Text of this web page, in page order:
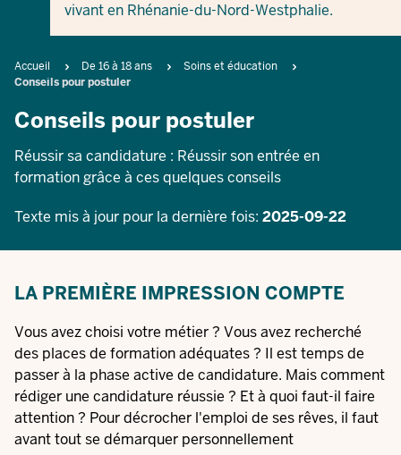
vivant en Rhénanie-du-Nord-Westphalie.
Breadcrumb
Accueil De 16 à 18 ans
Soins et éducation
Conseils pour postuler
Conseils pour postuler
Réussir sa candidature : Réussir son entrée en
formation grâce à ces quelques conseils
Texte mis à jour pour la dernière fois: 2025-09-22
LA PREMIÈRE IMPRESSION COMPTE
Vous avez choisi votre métier ? Vous avez recherché
des places de formation adéquates ? Il est temps de
passer à la phase active de candidature. Mais comment
rédiger une candidature réussie ? Et à quoi faut-il faire
attention ? Pour décrocher l'emploi de ses rêves, il faut
avant tout se démarquer personnellement